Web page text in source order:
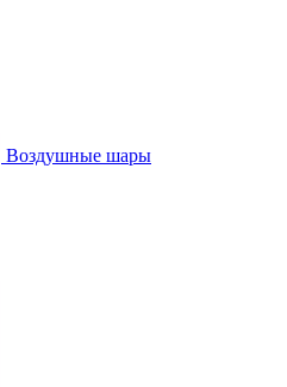
Воздушные шары